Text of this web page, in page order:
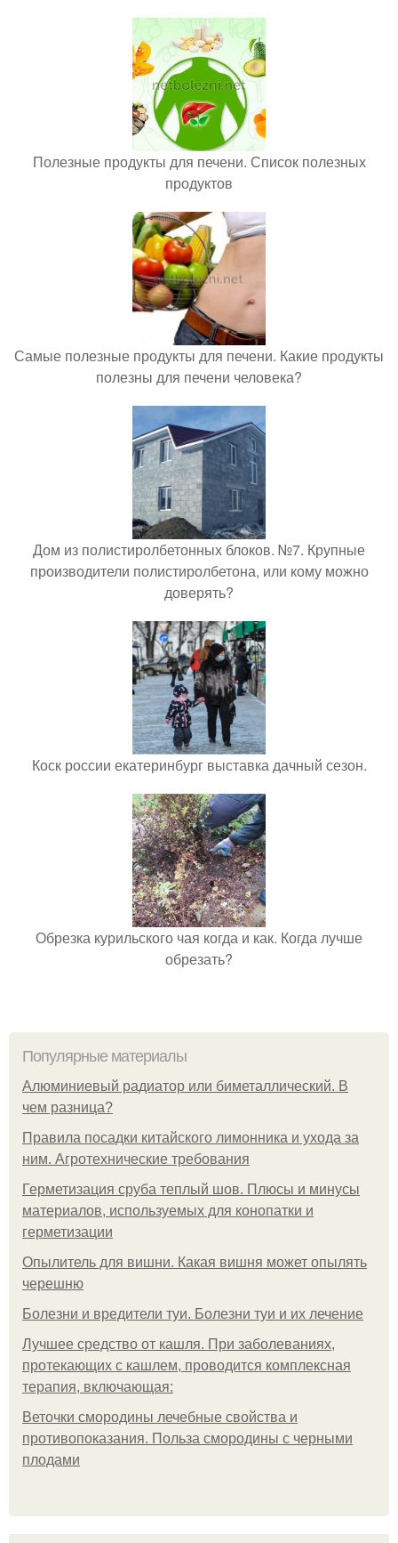
Полезные продукты для печени. Список полезных
продуктов
Самые полезные продукты для печени. Какие продукты
полезны для печени человека?
Дом из полистиролбетонных блоков. №7. Крупные
производители полистиролбетона, или кому можно
доверять?
Коск россии екатеринбург выставка дачный сезон.
Обрезка курильского чая когда и как. Когда лучше
обрезать?
Популярные материалы
Алюминиевый радиатор или биметаллический. В
чем разница?
Правила посадки китайского лимонника и ухода за
ним. Агротехнические требования
Герметизация сруба теплый шов. Плюсы и минусы
материалов, используемых для конопатки и
герметизации
Опылитель для вишни. Какая вишня может опылять
черешню
Болезни и вредители туи. Болезни туи и их лечение
Лучшее средство от кашля. При заболеваниях,
протекающих с кашлем, проводится комплексная
терапия, включающая:
Веточки смородины лечебные свойства и
противопоказания. Польза смородины с черными
плодами